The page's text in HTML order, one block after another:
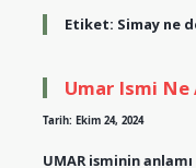
Etiket: Simay ne
Umar Ismi Ne
Tarih: Ekim 24, 2024
UMAR isminin